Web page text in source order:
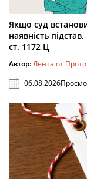
Якщо суд
наявність
ст. 1172 Ц
Автор:Лента от
06.08.2026